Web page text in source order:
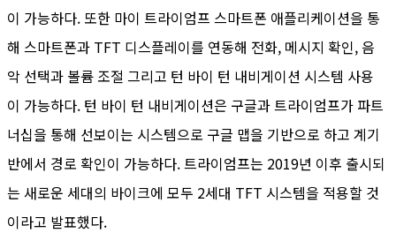
이 가능하다. 또한 마이 트라이엄프 스마트폰 애플리케이션을 통
해 스마트폰과 TFT 디스플레이를 연동해 전화, 메시지 확인, 음
악 선택과 볼륨 조절 그리고 턴 바이 턴 내비게이션 시스템 사용
이 가능하다. 턴 바이 턴 내비게이션은 구글과 트라이엄프가 파트
너십을 통해 선보이는 시스템으로 구글 맵을 기반으로 하고 계기
반에서 경로 확인이 가능하다. 트라이엄프는 2019년 이후 출시되
는 새로운 세대의 바이크에 모두 2세대 TFT 시스템을 적용할 것
이라고 발표했다.